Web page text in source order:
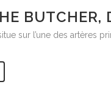
BUTCHER,
sur l’une des artères